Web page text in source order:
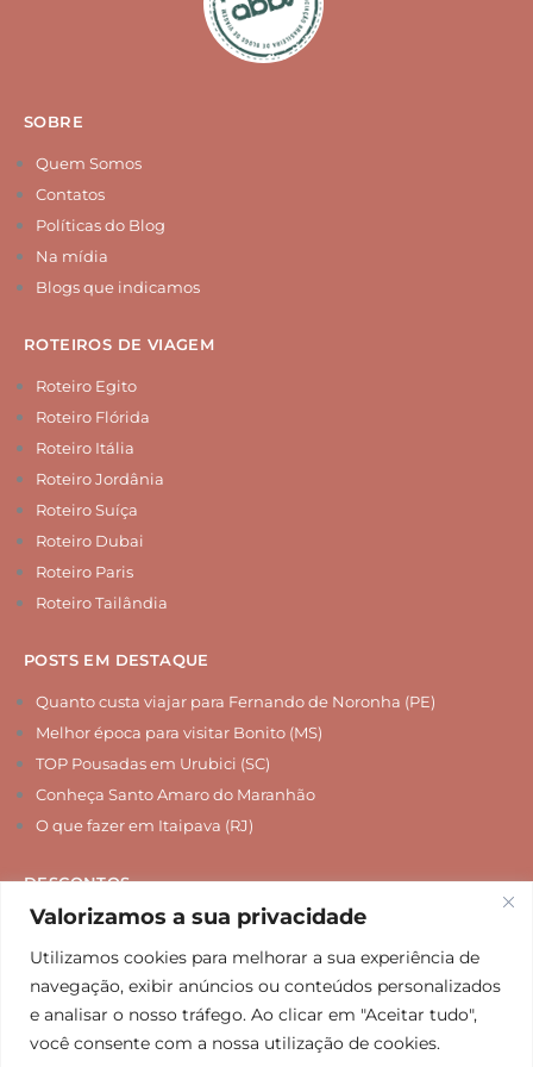
Valorizamos a sua privacidade
Utilizamos cookies para melhorar a sua experiência de
navegação, exibir anúncios ou conteúdos personalizados
e analisar o nosso tráfego. Ao clicar em "Aceitar tudo",
você consente com a nossa utilização de cookies.
g
r
r
e
SOBRE
Quem Somos
Contatos
Políticas do Blog
Na mídia
Blogs que indicamos
ROTEIROS DE VIAGEM
Roteiro Egito
Roteiro Flórida
Roteiro Itália
Roteiro Jordânia
Roteiro Suíça
Roteiro Dubai
Roteiro Paris
Roteiro Tailândia
POSTS EM DESTAQUE
Quanto custa viajar para Fernando de Noronha (PE)
Melhor época para visitar Bonito (MS)
TOP Pousadas em Urubici (SC)
Conheça Santo Amaro do Maranhão
O que fazer em Itaipava (RJ)
DESCONTOS
Chip Internacional
Seguro Viagem
Hospedagem
Agências de Viagem
Passeios e Tours